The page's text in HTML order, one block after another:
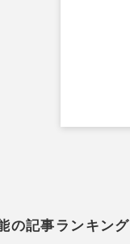
の記事ランキング